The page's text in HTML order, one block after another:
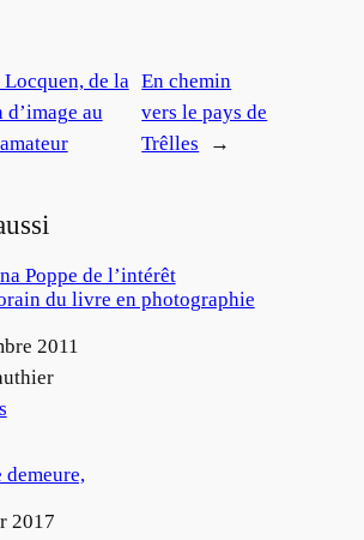
Locquen, de la
d’image au
En chemin
vers le pays de
Trêlles
→
Poppe de l’intérêt
du livre en photographie
2011
à
demeure,
2017